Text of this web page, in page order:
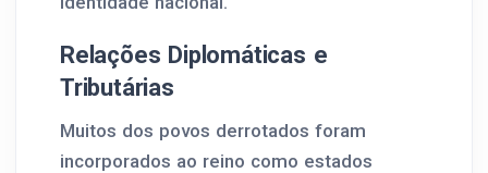
Relações Diplomáticas e
Tributárias
Muitos dos povos derrotados foram
incorporados ao reino como estados